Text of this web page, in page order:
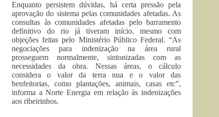
Enquanto persistem dúvidas, há certa pressão pela
aprovação do sistema pelas comunidades afetadas. As
consultas às comunidades afetadas pelo barramento
definitivo do rio já tiveram início, mesmo com
objeções feitas pelo Ministério Público Federal. “As
negociações para indenização na área rural
prosseguem normalmente, sintonizadas com as
necessidades da obra. Nessas áreas, o cálculo
considera o valor da terra nua e o valor das
benfeitorias, como plantações, animais, casas etc”,
informa a Norte Energia em relação às indenizações
aos ribeirinhos.